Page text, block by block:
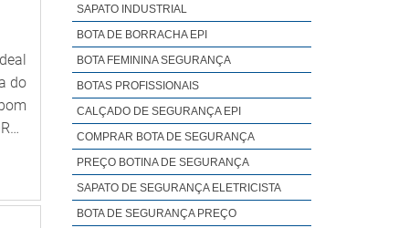
e
a
do
SAPATO INDUSTRIAL
BOTA DE BORRACHA EPI
BOTA FEMININA SEGURANÇA
BOTAS PROFISSIONAIS
CALÇADO DE SEGURANÇA EPI
COMPRAR BOTA DE SEGURANÇA
PREÇO BOTINA DE SEGURANÇA
SAPATO DE SEGURANÇA ELETRICISTA
BOTA DE SEGURANÇA PREÇO